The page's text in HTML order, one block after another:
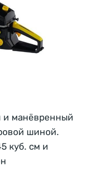
и манёвренный
шиной.
куб. см и